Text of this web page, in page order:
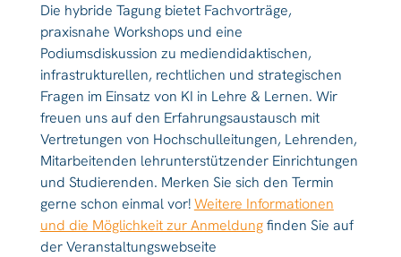
Die hybride Tagung bietet Fachvorträge,
praxisnahe Workshops und eine
Podiumsdiskussion zu mediendidaktischen,
infrastrukturellen, rechtlichen und strategischen
Fragen im Einsatz von KI in Lehre & Lernen. Wir
freuen uns auf den Erfahrungsaustausch mit
Vertretungen von Hochschulleitungen, Lehrenden,
Mitarbeitenden lehrunterstützender Einrichtungen
und Studierenden. Merken Sie sich den Termin
gerne schon einmal vor!Weitere Informationen
und die Möglichkeit zur Anmeldungfinden Sie auf
der Veranstaltungswebseite